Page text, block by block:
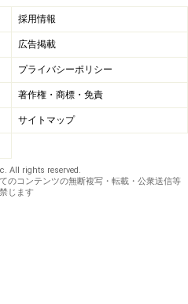
。仕事をはじめ、さまざま
たため、こういう男は信用
っている。
とはしていませんね。更年
でゴロゴロしています。孤
楽しめなんて雑誌のタイト
ませんよ。自分だけ世の中
な気持ちなんです、いつで
採用情報
広告掲載
プライバシーポリシー
著作権・商標・免責
サイトマップ
All rights reserved.
のコンテンツの無断複写・転載・公衆送信等
じます